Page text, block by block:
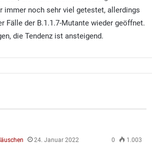
noch sehr viel getestet, allerdings
Fälle der B.1.1.7-Mutante wieder geöffnet.
die Tendenz ist ansteigend.
24. Januar 2022 0 1.003